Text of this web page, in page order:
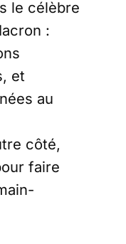
le célèbre
:
et
au
côté,
faire